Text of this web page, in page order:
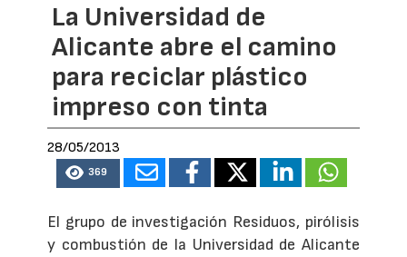
La Universidad de
Alicante abre el camino
para reciclar plástico
impreso con tinta
28/05/2013
369
El grupo de investigación Residuos, pirólisis
y combustión de la Universidad de Alicante